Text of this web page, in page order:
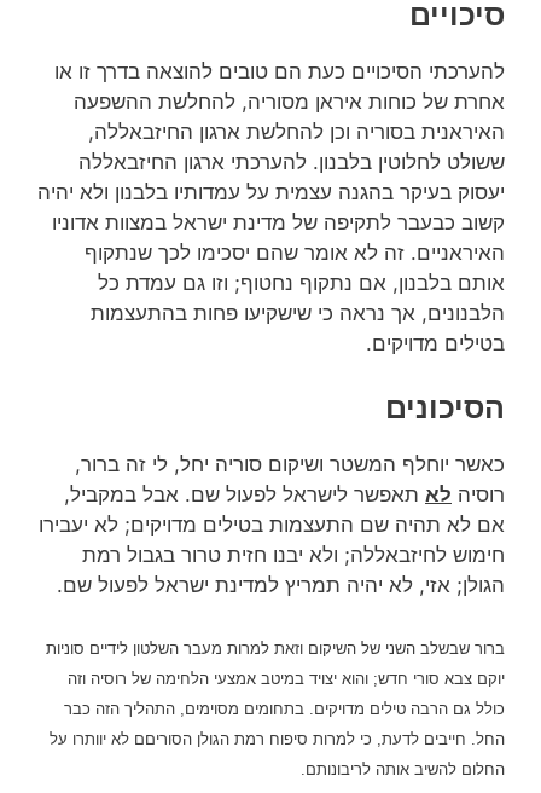
סיכויים
להערכתי הסיכויים כעת הם טובים להוצאה בדרך זו או
אחרת של כוחות איראן מסוריה, להחלשת ההשפעה
האיראנית בסוריה וכן להחלשת ארגון החיזבאללה,
ששולט לחלוטין בלבנון. להערכתי ארגון החיזבאללה
יעסוק בעיקר בהגנה עצמית על עמדותיו בלבנון ולא יהיה
קשוב כבעבר לתקיפה של מדינת ישראל במצוות אדוניו
האיראניים. זה לא אומר שהם יסכימו לכך שנתקוף
אותם בלבנון, אם נתקוף נחטוף; וזו גם עמדת כל
הלבנונים, אך נראה כי שישקיעו פחות בהתעצמות
בטילים מדויקים.
הסיכונים
כאשר יוחלף המשטר ושיקום סוריה יחל, לי זה ברור,
רוסיה לא תאפשר לישראל לפעול שם. אבל במקביל,
אם לא תהיה שם התעצמות בטילים מדויקים; לא יעבירו
חימוש לחיזבאללה; ולא יבנו חזית טרור בגבול רמת
הגולן; אזי, לא יהיה תמריץ למדינת ישראל לפעול שם.
ברור שבשלב השני של השיקום וזאת למרות מעבר השלטון לידיים סוניות
יוקם צבא סורי חדש; והוא יצויד במיטב אמצעי הלחימה של רוסיה וזה
כולל גם הרבה טילים מדויקים. בתחומים מסוימים, התהליך הזה כבר
החל. חייבים לדעת, כי למרות סיפוח רמת הגולן הסוריםם לא יוותרו על
החלום להשיב אותה לריבונותם.